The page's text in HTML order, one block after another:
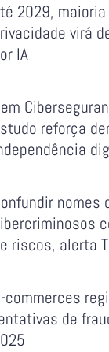
2029,
virá
IA
reforça
nomes
riscos, alerta
commerces
de